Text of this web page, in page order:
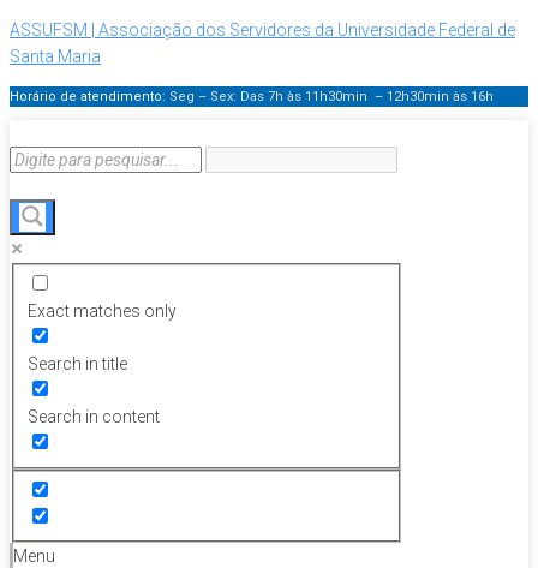
ASSUFSM | Associação dos Servidores da Universidade Federal de
Santa Maria
Horário de atendimento: Seg – Sex: Das 7h às 11h30min – 12h30min às 16h
Exact matches only
Search in title
Search in content
Menu